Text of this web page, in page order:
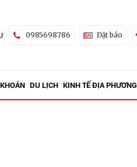
0985698786 Đặt báo
DU LỊCH KINH TẾ ĐỊA PHƯƠNG